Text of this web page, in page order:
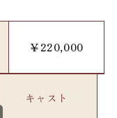
￥220,000
キャスト